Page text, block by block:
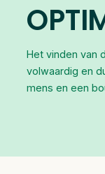
Het vinden van
volwaardig en
mens en een